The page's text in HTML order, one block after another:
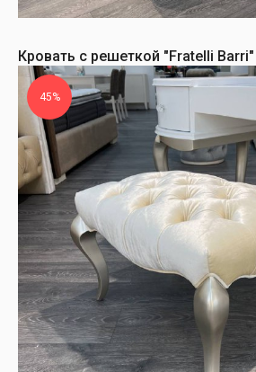
Кровать с решеткой "Fratelli Barri"
45%